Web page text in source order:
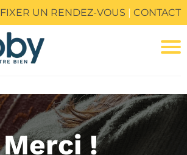
FIXER UN RENDEZ-VOUS | CONTACT
Merci !